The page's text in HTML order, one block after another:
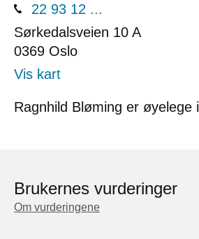
22 93 12 ...
Sørkedalsveien 10 A
0369 Oslo
Vis kart
Ragnhild Bløming er øyelege i
Brukernes vurderinger
Om vurderingene